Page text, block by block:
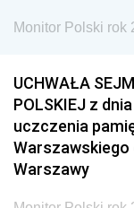
Monitor Polski rok
UCHWAŁA
POLSKIEJ z
uczczenia
Warszawy